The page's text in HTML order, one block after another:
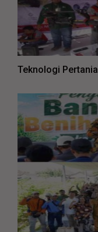
Teknologi